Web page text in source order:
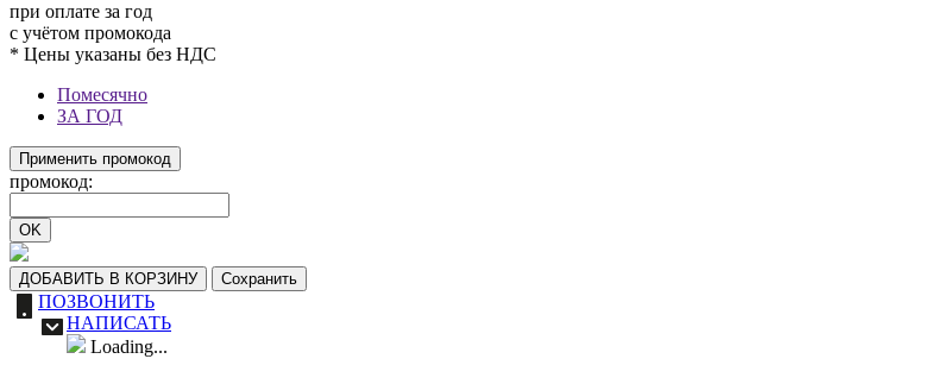
при оплате за год
c учётом промокода
* Цены указаны без НДС
Помесячно
ЗА ГОД
Применить промокод
промокод:
OK
ДОБАВИТЬ В КОРЗИНУ Сохранить
ПОЗВОНИТЬ
НАПИСАТЬ
Loading...